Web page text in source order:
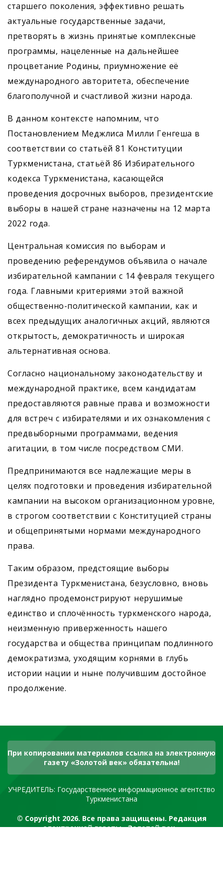
старшего поколения, эффективно решать
актуальные государственные задачи,
претворять в жизнь принятые комплексные
программы, нацеленные на дальнейшее
процветание Родины, приумножение её
международного авторитета, обес­печение
благополучной и счастливой жизни народа.
В данном контексте напомним, что
Постановлением Меджлиса Милли Генгеша в
соответствии со статьёй 81 Конституции
Туркменистана, статьёй 86 Избирательного
кодекса Туркменистана, касающейся
проведения досрочных выборов, президентские
выборы в нашей стране назначены на 12 марта
2022 года.
Центральная комиссия по выборам и
проведению референдумов объявила о начале
избирательной кампании с 14 февраля текущего
года. Главными критериями этой важной
общественно-политической кампании, как и
всех предыдущих аналогичных акций, являются
открытость, демократичность и широкая
альтернативная основа.
Согласно национальному законодательству и
международной практике, всем кандидатам
предоставляются равные права и возможности
для встреч с избирателями и их ознакомления с
предвыборными программами, ведения
агитации, в том числе посредством СМИ.
Предпринимаются все надлежащие меры в
целях подготовки и проведения избирательной
кампании на высоком организационном уровне,
в строгом соответствии с Конституцией страны
и общепринятыми нормами международного
права.
Таким образом, предстоящие выборы
Президента Туркменистана, безусловно, вновь
наглядно продемонстрируют нерушимые
единство и сплочённость туркменского народа,
неизменную приверженность нашего
государства и общества принципам подлинного
демократизма, уходящим корнями в глубь
истории нации и ныне получившим достойное
продолжение.
При копировании материалов ссылка на электронную
газету «Золотой век» обязательна!
УЧРЕДИТЕЛЬ: Государственное информационное агентство
Туркменистана
© Copyright 2026. Все права защищены. Редакция
электронной газеты «Золотой век»